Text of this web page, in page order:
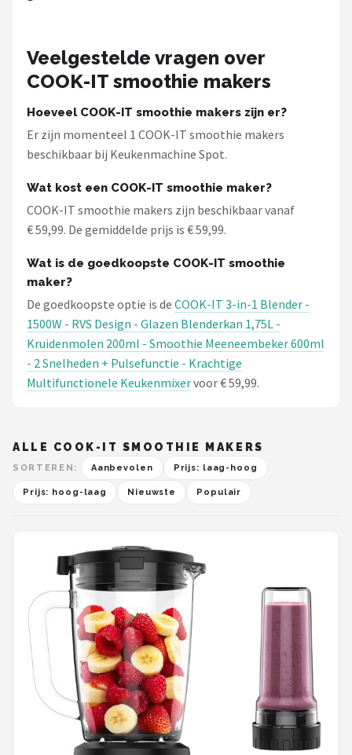
Alle merken →
Veelgestelde vragen over
COOK-IT smoothie makers
Hoeveel COOK-IT smoothie makers zijn er?
Er zijn momenteel 1 COOK-IT smoothie makers
beschikbaar bij Keukenmachine Spot.
Wat kost een COOK-IT smoothie maker?
COOK-IT smoothie makers zijn beschikbaar vanaf
€ 59,99. De gemiddelde prijs is € 59,99.
Wat is de goedkoopste COOK-IT smoothie
maker?
De goedkoopste optie is de COOK-IT 3-in-1 Blender -
1500W - RVS Design - Glazen Blenderkan 1,75L -
Kruidenmolen 200ml - Smoothie Meeneembeker 600ml
- 2 Snelheden + Pulsefunctie - Krachtige
Multifunctionele Keukenmixervoor € 59,99.
ALLE COOK-IT SMOOTHIE MAKERS
SORTEREN: Aanbevolen Prijs: laag-hoog
Prijs: hoog-laag Nieuwste Populair